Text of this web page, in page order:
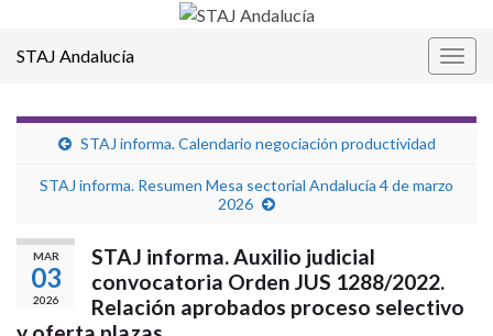
STAJ Andalucía
STAJ informa. Calendario negociación productividad
STAJ informa. Resumen Mesa sectorial Andalucía 4 de marzo
2026
MAR
03
2026
STAJ informa. Auxilio judicial
convocatoria Orden JUS 1288/2022.
Relación aprobados proceso selectivo